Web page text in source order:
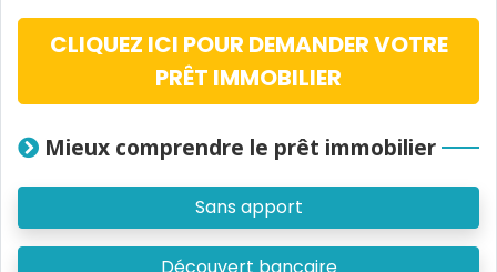
CLIQUEZ ICI POUR DEMANDER VOTRE
PRÊT IMMOBILIER
Mieux comprendre le prêt immobilier
Sans apport